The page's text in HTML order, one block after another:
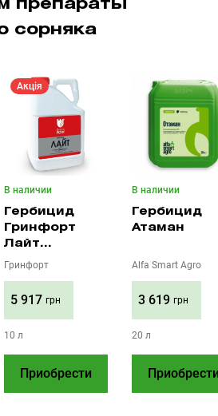
препараты
сорняка
Акція
В наличии
Гербицид
Гринфорт
Лайт
(имазамокс,
Гринфорт
5 917 грн
10 л
Приобрести
В наличии
Гербицид
Атаман
Alfa Smart Agro
3 619 грн
20 л